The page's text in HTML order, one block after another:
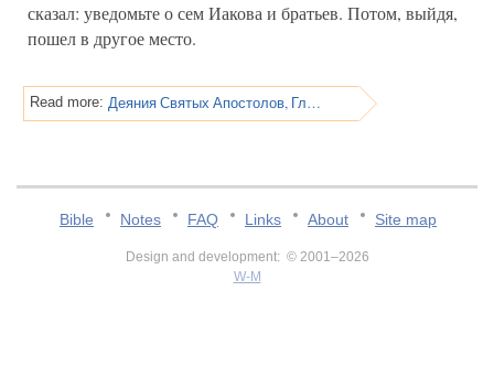
сказал: уведомьте о сем Иакова и братьев. Потом, выйдя,
пошел в другое место.
Read more: Деяния Святых Апостолов, Глава 12
Bible Notes FAQ Links About Site map
Design and development: © 2001–2026
W-M